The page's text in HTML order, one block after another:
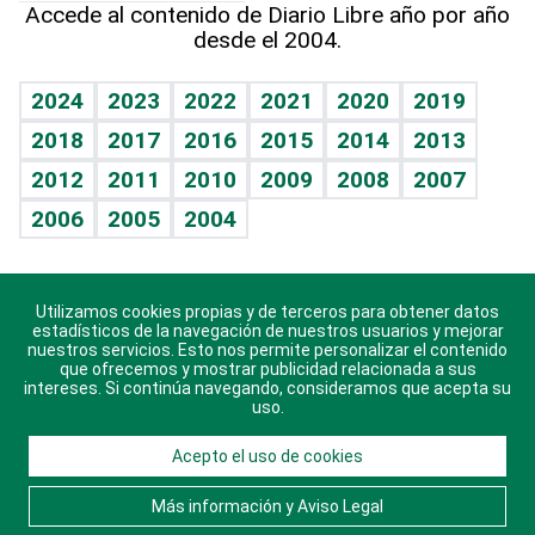
Vida y familia
Eñe
Celebrando la vida
Sin complejos
En pocas palabras
Escuchando al corazón
Economía Personal
TBT Deportivo
Guía del dinero
Horóscopos
Crucigramas
Accede al contenido de Diario Libre año por año
desde el 2004.
2024 2023 2022 2021 2020
2019
2018
2017 2016 2015 2014
2013
2012
2011 2010 2009 2008
2007
2006
2005 2004
Descarga nuestras aplicaciones para Android, iOS y
sistema Huawei.
© 2021 Diario Libre, todos los derechos reservados.
Consulta elAviso Legal. Ponte en Contacto
nosotros y conoce más sobre Diario Libre
Utilizamos cookies propias y de terceros para obtener datos
estadísticos de la navegación de nuestros usuarios y mejorar
nuestros servicios. Esto nos permite personalizar el contenido
que ofrecemos y mostrar publicidad relacionada a sus
intereses. Si continúa navegando, consideramos que acepta su
uso.
Acepto el uso de cookies
Más información y Aviso Legal